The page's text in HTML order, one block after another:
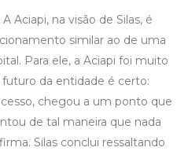
Aciapi, na visão de Silas, é
similar ao de uma
Para ele, a Aciapi foi muito
da entidade é certo:
chegou a um ponto que
de tal maneira que nada
Silas conclui ressaltando